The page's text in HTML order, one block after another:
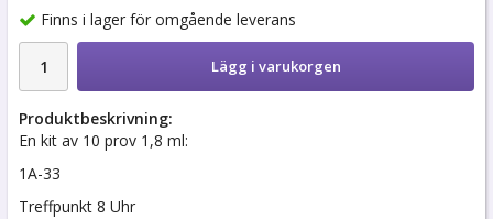
Finns i lager för omgående leverans
Lägg i varukorgen
Produktbeskrivning:
En kit av 10 prov 1,8 ml:
1A-33
Treffpunkt 8 Uhr